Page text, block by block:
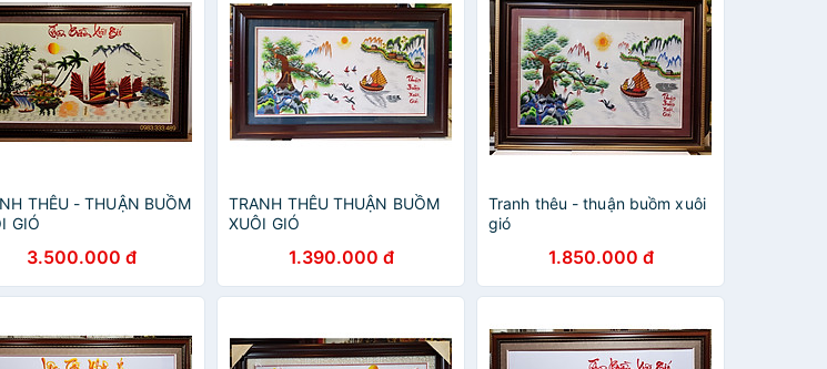
THÊU - THUẬN BUỒM
GIÓ
3.500.000 đ
TRANH THÊU THUẬN BUỒM
XUÔI GIÓ
1.390.000 đ
Tranh thêu - thuận buồm xuôi
gió
1.850.000 đ